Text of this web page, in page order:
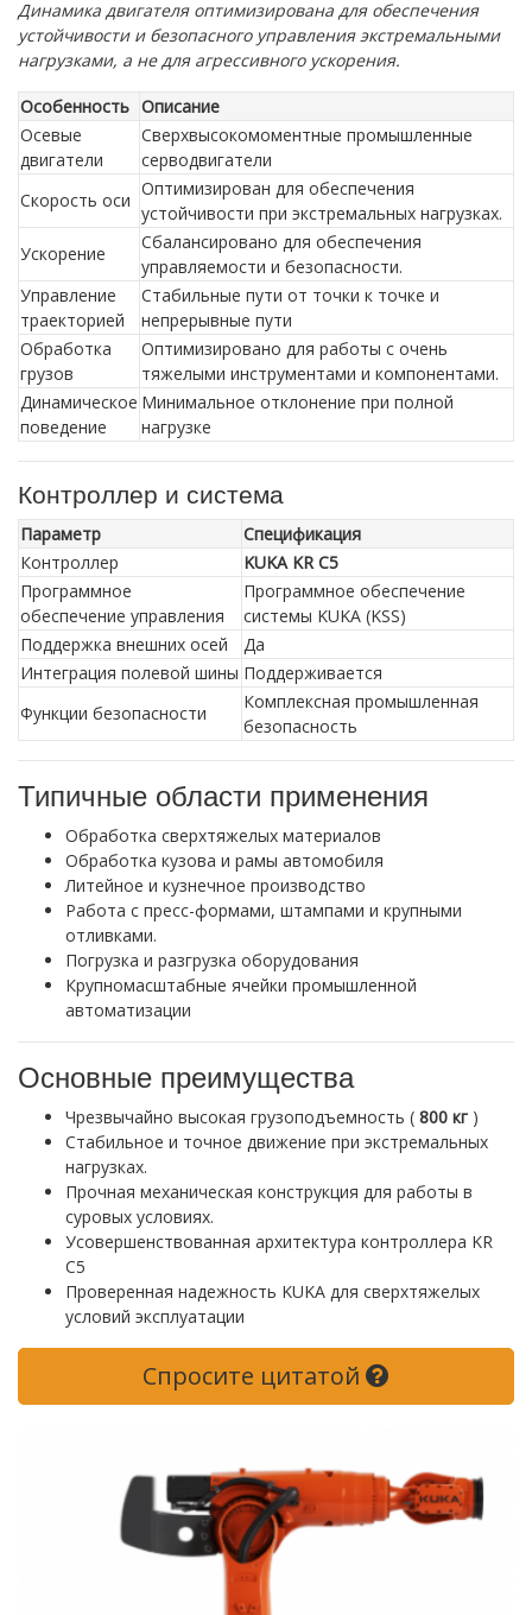
Динамика двигателя оптимизирована для обеспечения
устойчивости и безопасного управления экстремальными
нагрузками, а не для агрессивного ускорения.
Особенность Описание
Осевые
двигатели
Сверхвысокомоментные промышленные
серводвигатели
Скорость оси
Оптимизирован для обеспечения
устойчивости при экстремальных нагрузках.
Ускорение
Сбалансировано для обеспечения
управляемости и безопасности.
Управление
траекторией
Стабильные пути от точки к точке и
непрерывные пути
Обработка
грузов
Оптимизировано для работы с очень
тяжелыми инструментами и компонентами.
Динамическое
поведение
Минимальное отклонение при полной
нагрузке
Контроллер и система
Параметр
Спецификация
Контроллер
KUKA KR C5
Программное
обеспечение управления
Программное обеспечение
системы KUKA (KSS)
Поддержка внешних осей
Да
Интеграция полевой шины Поддерживается
Функции безопасности
Комплексная промышленная
безопасность
Типичные области применения
Обработка сверхтяжелых материалов
Обработка кузова и рамы автомобиля
Литейное и кузнечное производство
Работа с пресс-формами, штампами и крупными
отливками.
Погрузка и разгрузка оборудования
Крупномасштабные ячейки промышленной
автоматизации
Основные преимущества
Чрезвычайно высокая грузоподъемность ( 800 кг )
Стабильное и точное движение при экстремальных
нагрузках.
Прочная механическая конструкция для работы в
суровых условиях.
Усовершенствованная архитектура контроллера KR
C5
Проверенная надежность KUKA для сверхтяжелых
условий эксплуатации
Спросите цитатой